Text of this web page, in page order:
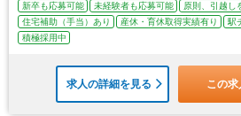
新卒も応募可能 未経験者も応募可能
原則、引越し
住宅補助（手当）あり
産休・育休取得実績有り 駅
積極採用中
求人の詳細を見る この